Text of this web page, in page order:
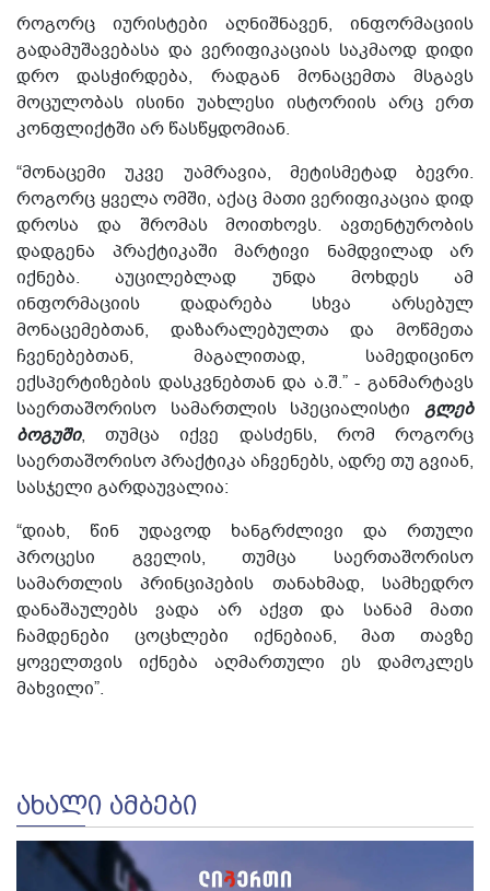
როგორც იურისტები აღნიშნავენ, ინფორმაციის
გადამუშავებასა და ვერიფიკაციას საკმაოდ დიდი
დრო დასჭირდება, რადგან მონაცემთა მსგავს
მოცულობას ისინი უახლესი ისტორიის არც ერთ
კონფლიქტში არ წასწყდომიან.
“მონაცემი უკვე უამრავია, მეტისმეტად ბევრი.
როგორც ყველა ომში, აქაც მათი ვერიფიკაცია დიდ
დროსა და შრომას მოითხოვს. ავთენტურობის
დადგენა პრაქტიკაში მარტივი ნამდვილად არ
იქნება. აუცილებლად უნდა მოხდეს ამ
ინფორმაციის დადარება სხვა არსებულ
მონაცემებთან, დაზარალებულთა და მოწმეთა
ჩვენებებთან, მაგალითად, სამედიცინო
ექსპერტიზების დასკვნებთან და ა.შ.” - განმარტავს
საერთაშორისო სამართლის სპეციალისტი გლებ
ბოგუში, თუმცა იქვე დასძენს, რომ როგორც
საერთაშორისო პრაქტიკა აჩვენებს, ადრე თუ გვიან,
სასჯელი გარდაუვალია:
“დიახ, წინ უდავოდ ხანგრძლივი და რთული
პროცესი გველის, თუმცა საერთაშორისო
სამართლის პრინციპების თანახმად, სამხედრო
დანაშაულებს ვადა არ აქვთ და სანამ მათი
ჩამდენები ცოცხლები იქნებიან, მათ თავზე
ყოველთვის იქნება აღმართული ეს დამოკლეს
მახვილი”.
ᲐᲮᲐᲚᲘ ᲐᲛᲑᲔᲑᲘ